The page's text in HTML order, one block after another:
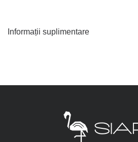
Informații suplimentare